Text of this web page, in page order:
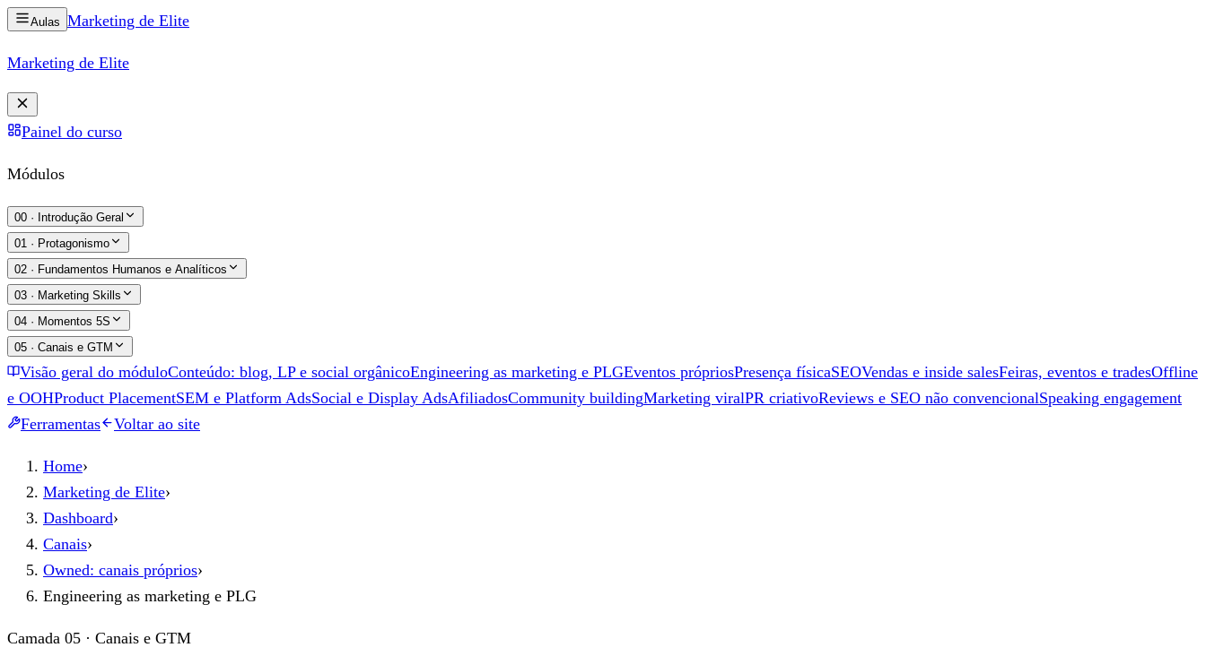
Aulas Marketing de Elite
Marketing de Elite
Painel do curso
Módulos
00 · Introdução Geral
01 · Protagonismo
02 · Fundamentos Humanos e Analíticos
03 · Marketing Skills
04 · Momentos 5S
05 · Canais e GTM
Visão geral do móduloConteúdo: blog, LP e social orgânicoEngineering as marketing e PLGEventos própriosPresença físicaSEOVendas e inside salesFeiras, eventos e tradesOffline
e OOHProduct PlacementSEM e Platform AdsSocial e Display AdsAfiliadosCommunity buildingMarketing viralPR criativoReviews e SEO não convencionalSpeaking engagement
Ferramentas
Voltar ao site
Home›
Marketing de Elite›
Dashboard›
Canais›
Owned: canais próprios›
Engineering as marketing e PLG
Camada 05 · Canais e GTM